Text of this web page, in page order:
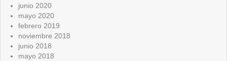
junio 2020
mayo 2020
febrero 2019
noviembre 2018
junio 2018
mayo 2018